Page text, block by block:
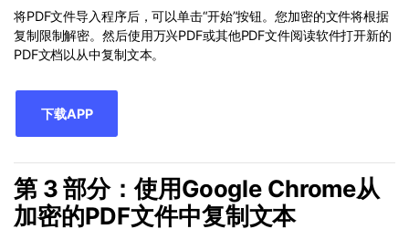
将PDF文件导入程序后，可以单击“开始”按钮。您加密的文件将根据
复制限制解密。然后使用万兴PDF或其他PDF文件阅读软件打开新的
PDF文档以从中复制文本。
下载APP
第 3 部分：使用Google Chrome从
加密的PDF文件中复制文本